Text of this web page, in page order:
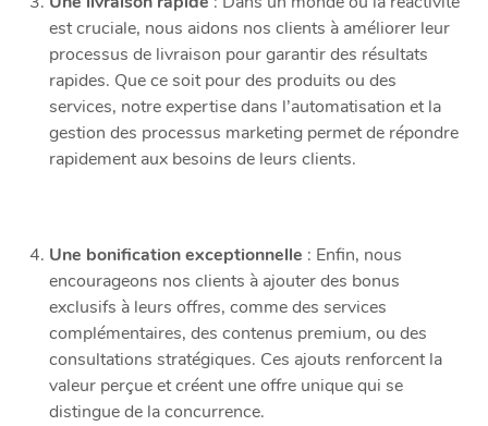
est cruciale, nous aidons nos clients à améliorer leur
processus de livraison pour garantir des résultats
rapides. Que ce soit pour des produits ou des
services, notre expertise dans l’automatisation et la
gestion des processus marketing permet de répondre
rapidement aux besoins de leurs clients.
Une bonification exceptionnelle : Enfin, nous
encourageons nos clients à ajouter des bonus
exclusifs à leurs offres, comme des services
complémentaires, des contenus premium, ou des
consultations stratégiques. Ces ajouts renforcent la
valeur perçue et créent une offre unique qui se
distingue de la concurrence.